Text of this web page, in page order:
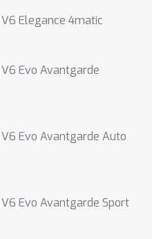
Elegance 4matic
Evo Avantgarde
Evo Avantgarde Auto
Evo Avantgarde Sport